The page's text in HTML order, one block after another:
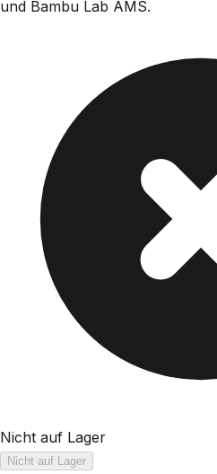
und Bambu Lab AMS.
Nicht auf Lager
Nicht auf Lager